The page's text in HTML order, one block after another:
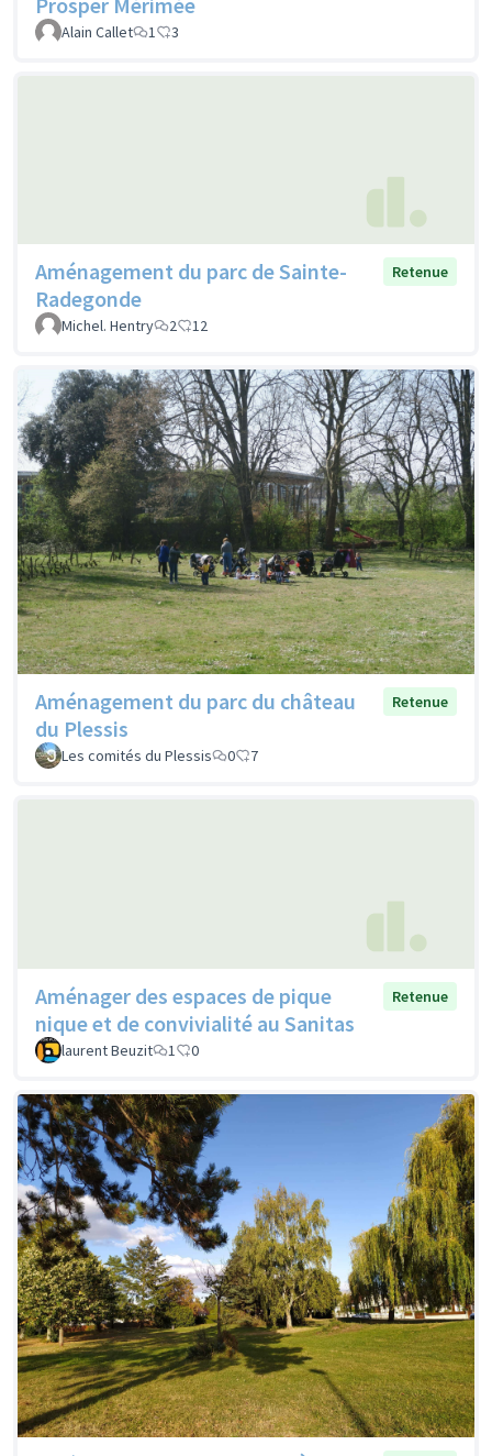
Alain Callet 1 3
Aménagement du parc de Sainte-
Radegonde
Retenue
Michel. Hentry 2 12
Aménagement du parc du château
du Plessis
Retenue
Les comités du Plessis 0 7
Aménager des espaces de pique
nique et de convivialité au Sanitas
Retenue
laurent Beuzit 1 0